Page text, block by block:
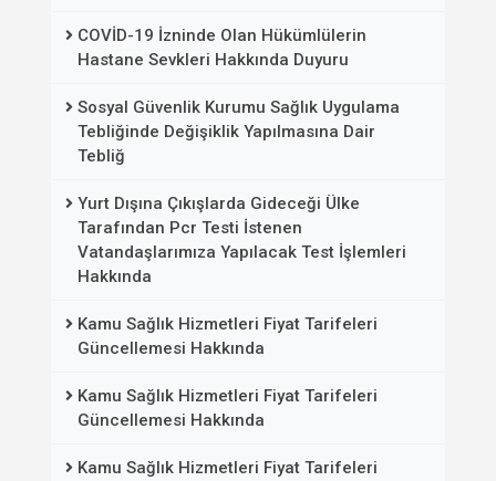
COVİD-19 İzninde Olan Hükümlülerin
Hastane Sevkleri Hakkında Duyuru
Sosyal Güvenlik Kurumu Sağlık Uygulama
Tebliğinde Değişiklik Yapılmasına Dair
Tebliğ
Yurt Dışına Çıkışlarda Gideceği Ülke
Tarafından Pcr Testi İstenen
Vatandaşlarımıza Yapılacak Test İşlemleri
Hakkında
Kamu Sağlık Hizmetleri Fiyat Tarifeleri
Güncellemesi Hakkında
Kamu Sağlık Hizmetleri Fiyat Tarifeleri
Güncellemesi Hakkında
Kamu Sağlık Hizmetleri Fiyat Tarifeleri